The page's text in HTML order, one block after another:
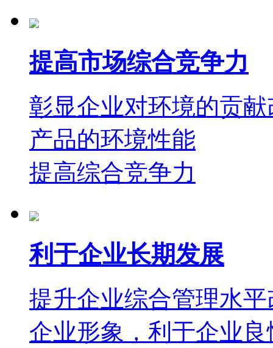
提高市场综合竞争力
彰显企业对环境的贡献
产品的环境性能
提高综合竞争力
利于企业长期发展
提升企业综合管理水平
企业形象，利于企业良